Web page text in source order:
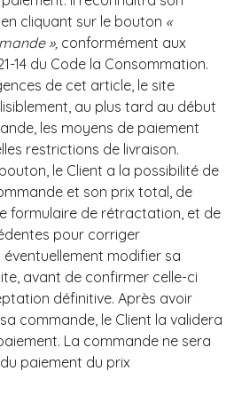
cliquant sur le bouton «
», conformément aux
14 du Code la Consommation.
de cet article, le site
au plus tard au début
les moyens de paiement
restrictions de livraison.
le Client a la possibilité de
et son prix total, de
formulaire de rétractation, et de
pour corriger
éventuellement modifier sa
avant de confirmer celle-ci
définitive. Après avoir
commande, le Client la validera
La commande ne sera
paiement du prix